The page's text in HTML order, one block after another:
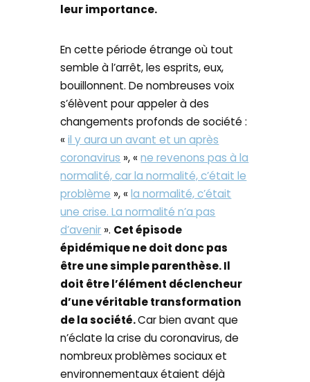
leur importance.
En cette période étrange où tout
semble à l’arrêt, les esprits, eux,
bouillonnent. De nombreuses voix
s’élèvent pour appeler à des
changements profonds de société :
«il y aura un avant et un après
coronavirus », «ne revenons pas à la
normalité, car la normalité, c’était le
problème », «la normalité, c’était
une crise. La normalité n’a pas
d’avenir ». Cet épisode
épidémique ne doit donc pas
être une simple parenthèse. Il
doit être l’élément déclencheur
d’une véritable transformation
de la société.Car bien avant que
n’éclate la crise du coronavirus, de
nombreux problèmes sociaux et
environnementaux étaient déjà